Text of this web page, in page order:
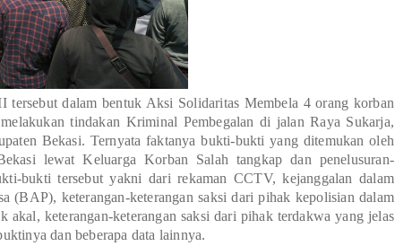
tersebut dalam bentuk Aksi Solidaritas Membela 4 orang korban
tindakan Kriminal Pembegalan di jalan Raya Sukarja,
Bekasi. Ternyata faktanya bukti-bukti yang ditemukan oleh
lewat Keluarga Korban Salah tangkap dan penelusuran-
bukti tersebut yakni dari rekaman CCTV, kejanggalan dalam
(BAP), keterangan-keterangan saksi dari pihak kepolisian dalam
akal, keterangan-keterangan saksi dari pihak terdakwa yang jelas
dan beberapa data lainnya.